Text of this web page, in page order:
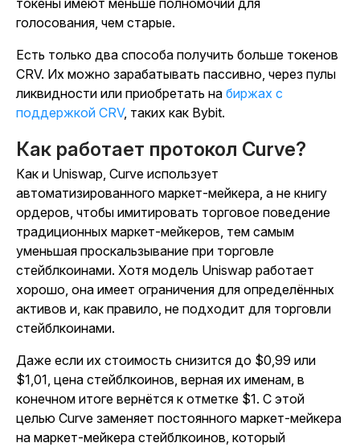
токены имеют меньше полномочий для
голосования, чем старые.
Есть только два способа получить больше токенов
CRV. Их можно зарабатывать пассивно, через пулы
ликвидности или приобретать на биржах с
поддержкой CRV, таких как Bybit.
Как работает протокол Curve?
Как и Uniswap, Curve использует
автоматизированного маркет-мейкера, а не книгу
ордеров, чтобы имитировать торговое поведение
традиционных маркет-мейкеров, тем самым
уменьшая проскальзывание при торговле
стейблкоинами. Хотя модель Uniswap работает
хорошо, она имеет ограничения для определённых
активов и, как правило, не подходит для торговли
стейблкоинами.
Даже если их стоимость снизится до $0,99 или
$1,01, цена стейблкоинов, верная их именам, в
конечном итоге вернётся к отметке $1. С этой
целью Curve заменяет постоянного маркет-мейкера
на маркет-мейкера стейблкоинов, который